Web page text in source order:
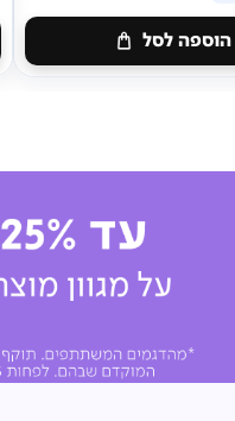
הוספה לסל